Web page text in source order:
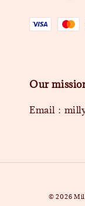
Our
Email：
© 2026